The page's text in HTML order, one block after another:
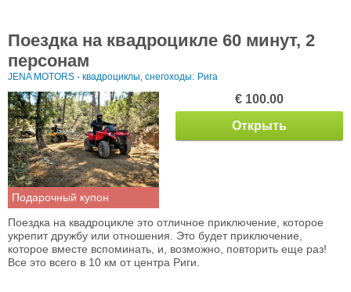
Поездка на квадроцикле 60 минут, 2
персонам
JENA MOTORS - квадроциклы, снегоходы: Рига
Подарочный купон
€ 100.00
Открыть
Поездка на квадроцикле это отличное приключение, которое
укрепит дружбу или отношения. Это будет приключение,
которое вместе вспоминать, и, возможно, повторить еще раз!
Все это всего в 10 км от центра Риги.